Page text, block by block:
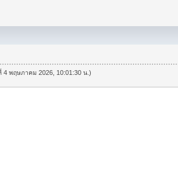
4 พฤษภาคม 2026, 10:01:30 น.)